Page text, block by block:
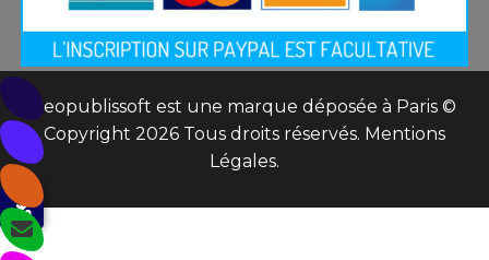
Seopublissoft est une marque déposée à Paris ©
Copyright 2026 Tous droits réservés. Mentions
Légales.